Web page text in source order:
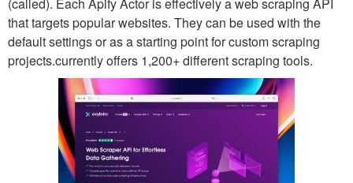
that targets popular websites. They can be used with the
default settings or as a starting point for custom scraping
projects.currently offers 1,200+ different scraping tools.